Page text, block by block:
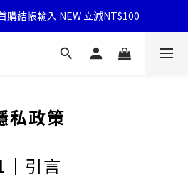
購結帳輸入 NEW 立減NT$100
私政策
｜引言